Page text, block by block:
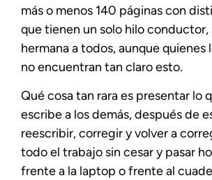
más o menos 140 páginas con
que tienen un solo hilo conductor,
hermana a todos, aunque quienes
no encuentran tan claro esto.
Qué cosa tan rara es presentar lo
escribe a los demás, después de
reescribir, corregir y volver a
todo el trabajo sin cesar y pasar
frente a la laptop o frente al